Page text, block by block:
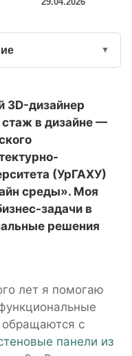
3D-дизайнер
в дизайне —
(УрГАХУ)
среды». Моя
задачи в
решения
лет я помогаю
обращаются с
панели из